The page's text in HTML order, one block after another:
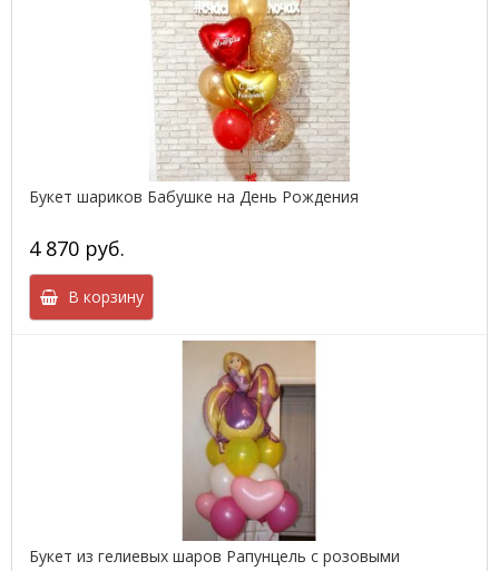
Букет шариков Бабушке на День Рождения
4 870 руб.
В корзину
Букет из гелиевых шаров Рапунцель с розовыми